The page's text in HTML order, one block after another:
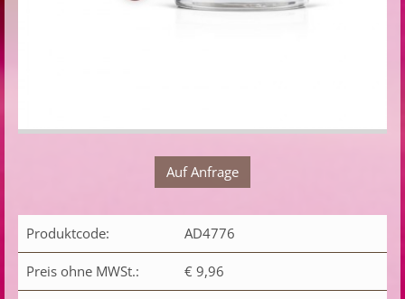
Auf Anfrage
Produktcode: AD4776
Preis ohne MWSt.: € 9,96